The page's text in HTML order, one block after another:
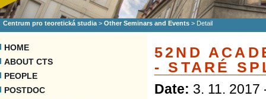
Centrum pro teoretická studia > Other Seminars and Events > Detail
HOME
ABOUT CTS
PEOPLE
POSTDOC
52ND
- STARÉ
Date: 3. 11. 2017